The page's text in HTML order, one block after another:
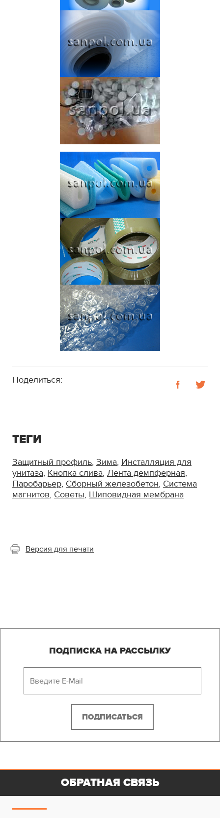
Поделиться:
ТЕГИ
Защитный профиль, Зима, Инсталляция для
унитаза, Кнопка слива, Лента демпферная,
Паробарьер, Сборный железобетон, Система
магнитов, Советы, Шиповидная мембрана
Версия для печати
ПОДПИСКА НА РАССЫЛКУ
ОБРАТНАЯ СВЯЗЬ